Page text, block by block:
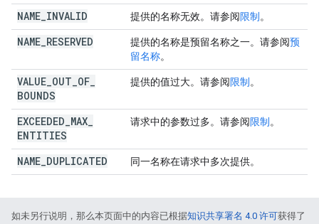
NAME INVALID 提供的名称无效。请参阅限制 。
NAME RESERVED 提供的名称是预留名称之一。请参阅预
留名称。
VALUE OUT OF
BOUNDS
提供的值过大。请参阅限制 。
EXCEEDED MAX
ENTITIES
请求中的参数过多。请参阅限制 。
NAME DUPLICATED 同一名称在请求中多次提供。
如未另行说明，那么本页面中的内容已根据知识共享署名 4.0 许可获得了